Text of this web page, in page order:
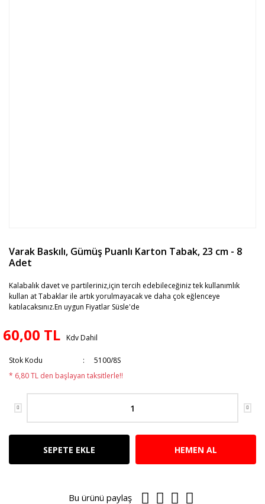
Varak Baskılı, Gümüş Puanlı Karton Tabak, 23 cm - 8
Adet
Kalabalık davet ve partileriniz,için tercih edebileceğiniz tek kullanımlık
kullan at Tabaklar ile artık yorulmayacak ve daha çok eğlenceye
katılacaksınız.En uygun Fiyatlar Süsle'de
60,00 TL Kdv Dahil
Stok Kodu
5100/8S
* 6,80 TL den başlayan taksitlerle!!
SEPETE EKLE HEMEN AL
Bu ürünü paylaş